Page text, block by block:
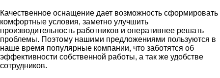
Качественное оснащение дает возможность сформировать
комфортные условия, заметно улучшить
производительность работников и оперативнее решать
проблемы. Поэтому нашими предложениями пользуются в
наше время популярные компании, что заботятся об
эффективности собственной работы, а так же удобстве
сотрудников.